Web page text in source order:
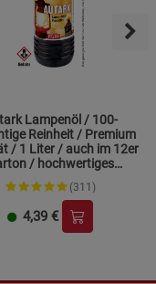
Lampenöl / 100-
Reinheit / Premium
/ 1 Liter / auch im 12er
/ hochwertiges
Paraffinöl
(311)
4,39 €